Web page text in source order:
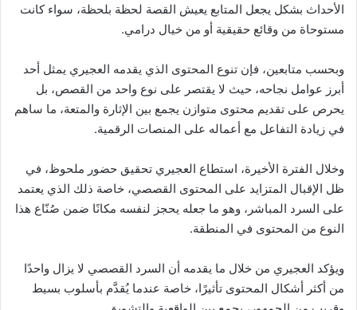
الأحداث بشكل يجعل المتابع يعيش القصة لحظة بلحظة، سواء كانت
مستوحاة من وقائع حقيقية أو من خيال درامي.
وبحسب متابعين، فإن تنوع المحتوى الذي يقدمه العجيري يمثل أحد
أبرز عوامل نجاحه، حيث لا يقتصر على نوع واحد من القصص، بل
يحرص على تقديم محتوى متوازن يجمع بين الإثارة والمتعة، ما ساهم
في زيادة التفاعل مع أعماله على المنصات الرقمية.
وخلال الفترة الأخيرة، استطاع العجيري تحقيق حضور ملحوظ، في
ظل الإقبال المتزايد على المحتوى القصصي، خاصة ذلك الذي يعتمد
على السرد المباشر، وهو ما جعله يحجز لنفسه مكانًا ضمن صُنّاع هذا
النوع من المحتوى في المنطقة.
ويؤكد العجيري من خلال ما يقدمه أن السرد القصصي لا يزال واحدًا
من أكثر أشكال المحتوى تأثيرًا، خاصة عندما يُقدَّم بأسلوب بسيط